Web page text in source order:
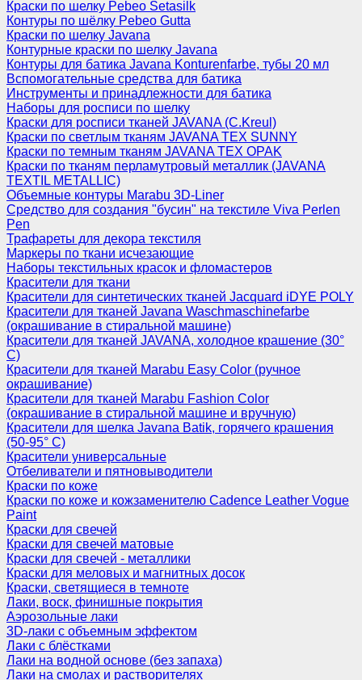
Краски по шелку Pebeo Setasilk
Контуры по шёлку Pebeo Gutta
Краски по шелку Javana
Контурные краски по шелку Javana
Контуры для батика Javana Konturenfarbe, тубы 20 мл
Вспомогательные средства для батика
Инструменты и принадлежности для батика
Наборы для росписи по шелку
Краски для росписи тканей JAVANA (C.Kreul)
Краски по светлым тканям JAVANA TEX SUNNY
Краски по темным тканям JAVANA TEX OPAK
Краски по тканям перламутровый металлик (JAVANA
TEXTIL METALLIC)
Объемные контуры Marabu 3D-Liner
Средство для создания "бусин" на текстиле Viva Perlen
Pen
Трафареты для декора текстиля
Маркеры по ткани исчезающие
Наборы текстильных красок и фломастеров
Красители для ткани
Красители для синтетических тканей Jacquard iDYE POLY
Красители для тканей Javana Waschmaschinefarbe
(окрашивание в стиральной машине)
Красители для тканей JAVANA, холодное крашение (30°
С)
Красители для тканей Marabu Easy Color (ручное
окрашивание)
Красители для тканей Marabu Fashion Color
(окрашивание в стиральной машине и вручную)
Красители для шелка Javana Batik, горячего крашения
(50-95° С)
Красители универсальные
Отбеливатели и пятновыводители
Краски по коже
Краски по коже и кожзаменителю Cadence Leather Vogue
Paint
Краски для свечей
Краски для свечей матовые
Краски для свечей - металлики
Краски для меловых и магнитных досок
Краски, светящиеся в темноте
Лаки, воск, финишные покрытия
Аэрозольные лаки
3D-лаки с объемным эффектом
Лаки с блёстками
Лаки на водной основе (без запаха)
Лаки на смолах и растворителях